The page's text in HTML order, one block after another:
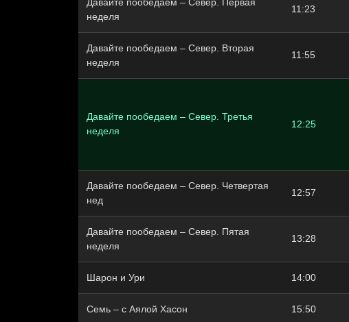
неделя
11:23
Давайте пообедаем – Север. Вторая
неделя
11:55
Давайте пообедаем – Север. Третья
неделя
12:25
Давайте пообедаем – Север. Четвертая
нед
12:57
Давайте пообедаем – Север. Пятая
неделя
13:28
Шарон и Ури 14:00
Семь – с Аялой Хасон 15:50